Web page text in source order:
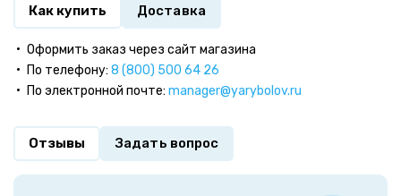
Как купить Доставка
Оформить заказ через сайт магазина
По телефону: 8 (800) 500 64 26
По электронной почте: manager@yarybolov.ru
Отзывы Задать вопрос